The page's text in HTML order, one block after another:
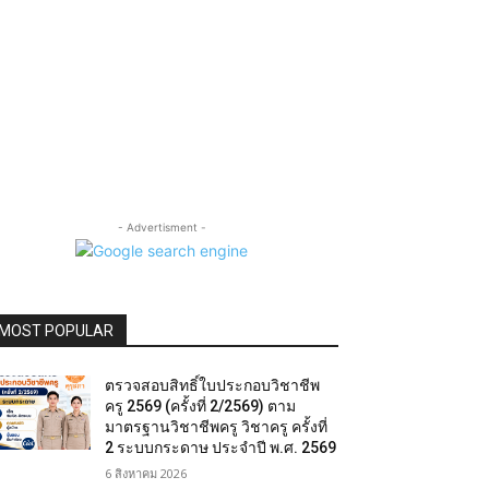
- Advertisment -
POPULAR
ตรวจสอบสิทธิ์ใบประกอบวิชาชีพ
ครู 2569 (ครั้งที่ 2/2569) ตาม
มาตรฐานวิชาชีพครู วิชาครู ครั้งที่
2 ระบบกระดาษ ประจำปี พ.ศ. 2569
6 สิงหาคม 2026